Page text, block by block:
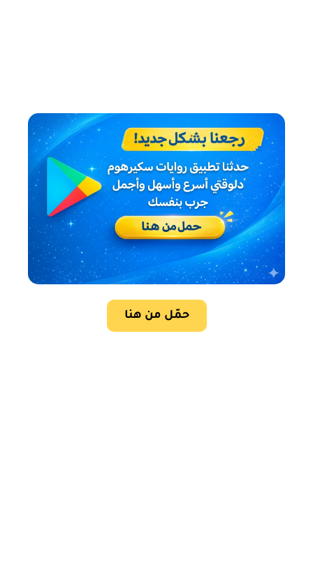
حمّل من هنا